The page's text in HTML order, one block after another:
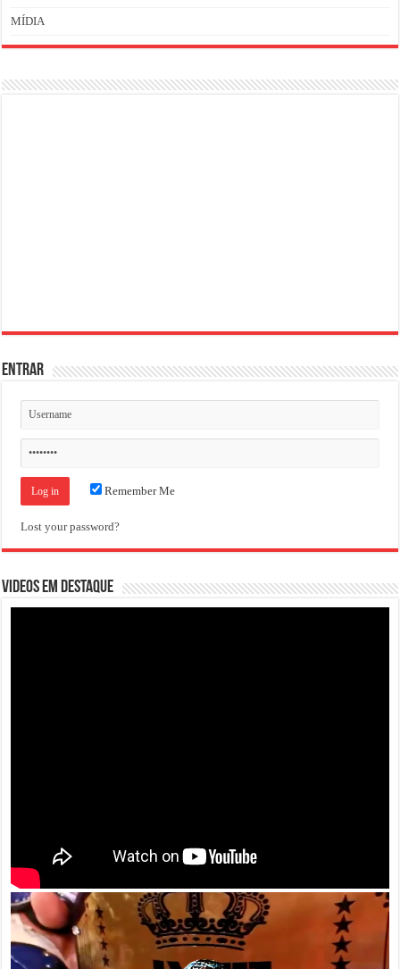
MÍDIA
ENTRAR
Remember Me
Lost your password?
VIDEOS EM DESTAQUE